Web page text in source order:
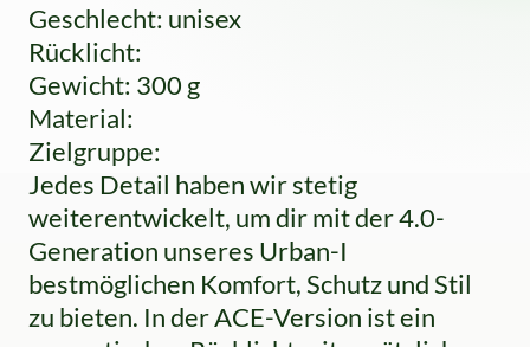
Geschlecht: unisex
Rücklicht:
Gewicht: 300 g
Material:
Zielgruppe:
Jedes Detail haben wir stetig
weiterentwickelt, um dir mit der 4.0-
Generation unseres Urban-I
bestmöglichen Komfort, Schutz und Stil
zu bieten. In der ACE-Version ist ein